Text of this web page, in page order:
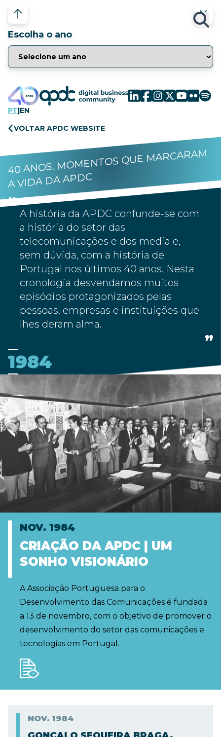
Escolha o ano
PT|EN
VOLTAR APDC WEBSITE
40 ANOS. MOMENTOS QUE MARCARAM
A VIDA DA APDC
A história da APDC confunde-se com
a história do setor das
telecomunicações e dos media e,
sem dúvida, com a história de
Portugal nos últimos 40 anos. Nesta
cronologia desvendamos muitos
episódios protagonizados pelas
pessoas, empresas e instituições que
lhes deram alma.
1984
NOV. 1984
CRIAÇÃO DA APDC | UM
SONHO VISIONÁRIO
A Associação Portuguesa para o
Desenvolvimento das Comunicações é fundada
a 13 de novembro, com o objetivo de promover o
desenvolvimento do setor das comunicações e
tecnologias em Portugal.
NOV. 1984